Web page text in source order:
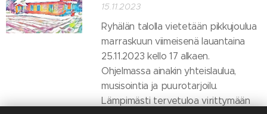
15.11.2023
Ryhälän talolla vietetään pikkujoulua
marraskuun viimeisenä lauantaina
25.11.2023 kello 17 alkaen.
Ohjelmassa ainakin yhteislaulua,
musisointia ja puurotarjoilu.
Lämpimästi tervetuloa virittymään